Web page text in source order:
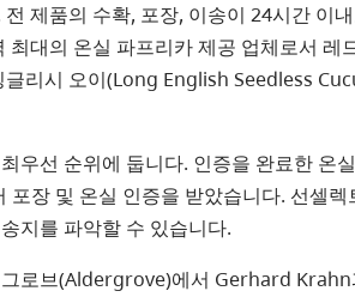
제품의 수확, 포장, 이송이 24시간 이
최대의 온실 파프리카 제공 업체로서 레
글리시 오이(Long English Seedless
우선 순위에 둡니다. 인증을 완료한 온
장 및 온실 인증을 받았습니다. 선셀
지를 파악할 수 있습니다.
로브(Aldergrove)에서 Gerhard